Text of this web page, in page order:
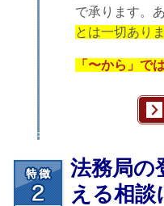
で承ります。
とは一切あり
「〜から」で
法務局の
える相談